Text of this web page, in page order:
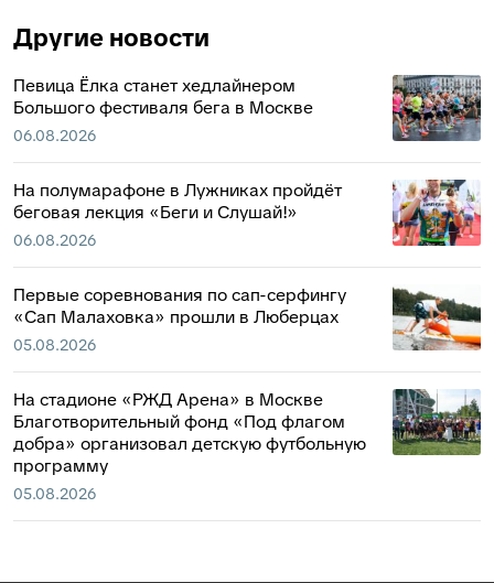
Другие новости
Певица Ёлка станет хедлайнером
Большого фестиваля бега в Москве
06.08.2026
На полумарафоне в Лужниках пройдёт
беговая лекция «Беги и Слушай!»
06.08.2026
Первые соревнования по сап-серфингу
«Сап Малаховка» прошли в Люберцах
05.08.2026
На стадионе «РЖД Арена» в Москве
Благотворительный фонд «Под флагом
добра» организовал детскую футбольную
программу
05.08.2026